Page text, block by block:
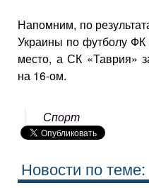
Напомним, по
Украины по футболу ФК
место, а СК «Таврия»
на 16-ом.
Спорт
Новости по теме: